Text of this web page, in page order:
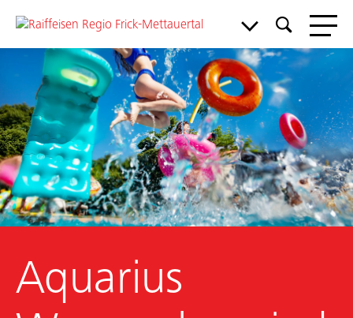
Meine Bank
Service & Support
Mitgliedschaft
Aquarius